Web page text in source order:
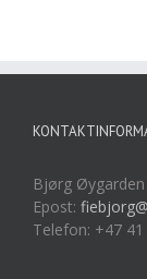
Bjørg Øygarden
Epost:
Telefon: +47